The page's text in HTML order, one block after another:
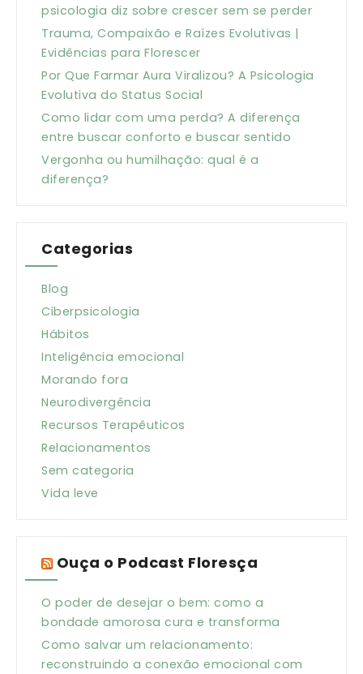
psicologia diz sobre crescer sem se perder
Trauma, Compaixão e Raízes Evolutivas |
Evidências para Florescer
Por Que Farmar Aura Viralizou? A Psicologia
Evolutiva do Status Social
Como lidar com uma perda? A diferença
entre buscar conforto e buscar sentido
Vergonha ou humilhação: qual é a
diferença?
Categorias
Blog
Ciberpsicologia
Hábitos
Inteligência emocional
Morando fora
Neurodivergência
Recursos Terapêuticos
Relacionamentos
Sem categoria
Vida leve
Ouça o Podcast Floresça
O poder de desejar o bem: como a
bondade amorosa cura e transforma
Como salvar um relacionamento:
reconstruindo a conexão emocional com